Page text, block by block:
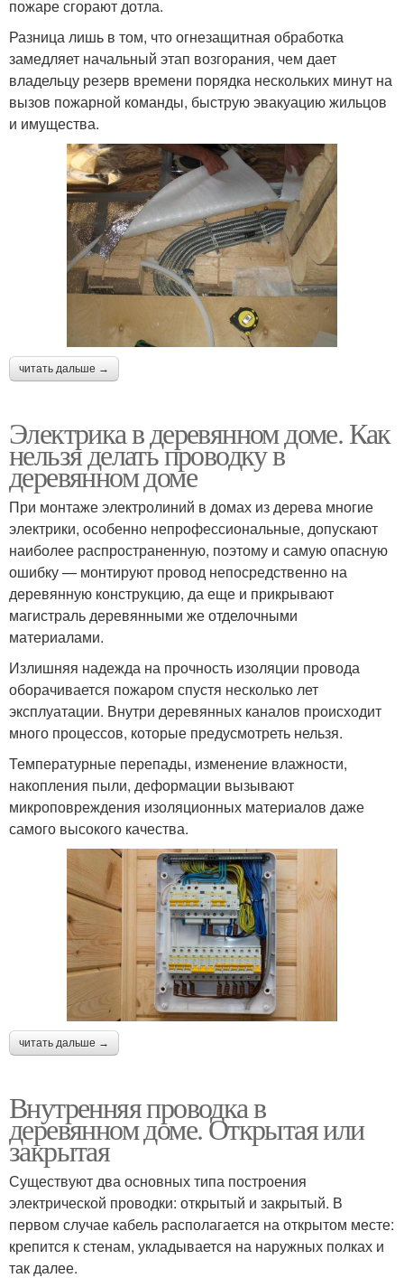
пожаре сгорают дотла.
Разница лишь в том, что огнезащитная обработка
замедляет начальный этап возгорания, чем дает
владельцу резерв времени порядка нескольких минут на
вызов пожарной команды, быструю эвакуацию жильцов
и имущества.
читать дальше →
Электрика в деревянном доме. Как
нельзя делать проводку в
деревянном доме
При монтаже электролиний в домах из дерева многие
электрики, особенно непрофессиональные, допускают
наиболее распространенную, поэтому и самую опасную
ошибку — монтируют провод непосредственно на
деревянную конструкцию, да еще и прикрывают
магистраль деревянными же отделочными
материалами.
Излишняя надежда на прочность изоляции провода
оборачивается пожаром спустя несколько лет
эксплуатации. Внутри деревянных каналов происходит
много процессов, которые предусмотреть нельзя.
Температурные перепады, изменение влажности,
накопления пыли, деформации вызывают
микроповреждения изоляционных материалов даже
самого высокого качества.
читать дальше →
Внутренняя проводка в
деревянном доме. Открытая или
закрытая
Существуют два основных типа построения
электрической проводки: открытый и закрытый. В
первом случае кабель располагается на открытом месте:
крепится к стенам, укладывается на наружных полках и
так далее.